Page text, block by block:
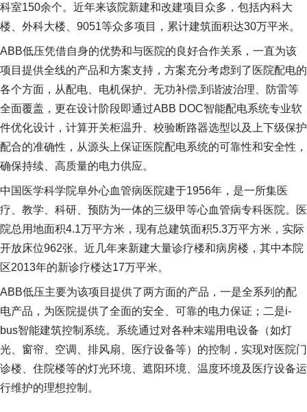
科室150余个。近年来该院新建和改建项目众多，包括内科大
楼、外科大楼、9051等众多项目，累计建筑面积达30万平米。
ABB低压凭借自身的优势和与医院的良好合作关系，一直为该
项目提供全线的产品和方案支持，方案充分考虑到了医院配电的
各个方面，从配电、电机保护、无功补偿,到谐波治理、防雷等
全面覆盖，更在设计阶段即通过ABB DOC智能配电系统专业软
件优化设计，计算开关柜温升、校验断路器选型以及上下级保护
配合的准确性，从源头上保证医院配电系统的可靠性和安全性，
确保持续、高质量的电力供应。
中国医学科学院阜外心血管病医院建于1956年，是一所集医
疗、教学、科研、预防为一体的三级甲等心血管病专科医院。医
院总用地面积4.1万平方米，现有总建筑面积5.3万平方米，实际
开放床位962张。近几年来新建大量诊疗楼和病房楼，其中本院
区2013年的新诊疗楼达17万平米。
ABB低压主要为该项目提供了两方面的产品，一是全系列的配
电产品，为医院提供了全面的安全、可靠的电力保证；二是i-
bus智能建筑控制系统。系统通过对各种末端用电设备（如灯
光、窗帘、空调、排风扇、医疗设备等）的控制，实现对医院门
诊楼、住院楼等的灯光环境、遮阳环境、温度环境及医疗设备运
行维护的理想控制。